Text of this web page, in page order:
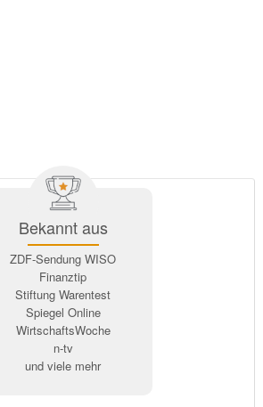
Bekannt aus
ZDF-Sendung WISO
Finanztip
Stiftung Warentest
Spiegel Online
WirtschaftsWoche
n-tv
und viele mehr